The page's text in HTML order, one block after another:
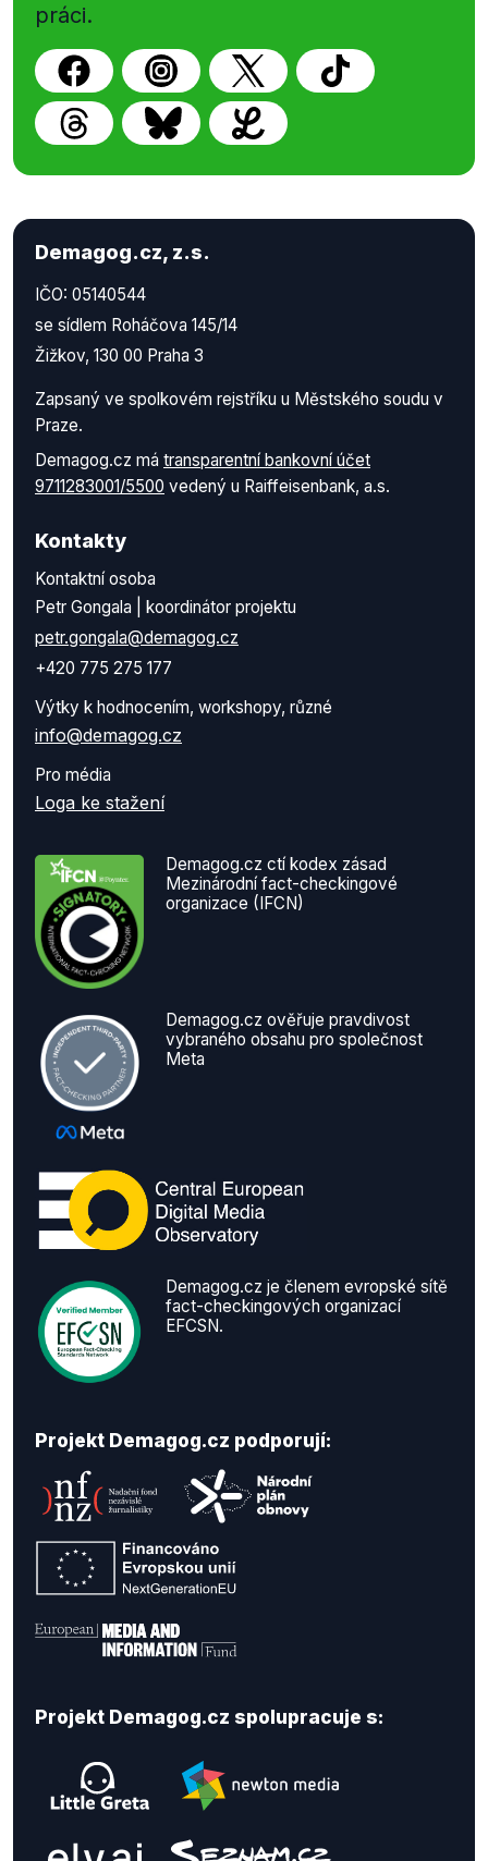
práci.
Demagog.cz, z.s.
IČO: 05140544
se sídlem Roháčova 145/14
Žižkov, 130 00 Praha 3
Zapsaný ve spolkovém rejstříku u Městského soudu v
Praze.
Demagog.cz má transparentní bankovní účet
9711283001/5500 vedený u Raiffeisenbank, a.s.
Kontakty
Kontaktní osoba
Petr Gongala | koordinátor projektu
petr.gongala@demagog.cz
+420 775 275 177
Výtky k hodnocením, workshopy, různé
info@demagog.cz
Pro média
Loga ke stažení
Demagog.cz ctí kodex zásad
Mezinárodní fact-checkingové
organizace (IFCN)
Demagog.cz ověřuje pravdivost
vybraného obsahu pro společnost
Meta
Demagog.cz je členem evropské sítě
fact-checkingových organizací
EFCSN.
Projekt Demagog.cz podporují:
Projekt Demagog.cz spolupracuje s: